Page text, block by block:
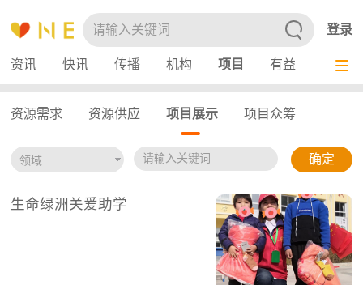
登录
资讯 快讯 传播 机构 项目 有益 服务
资源需求 资源供应 项目展示 项目众筹
生命绿洲关爱助学